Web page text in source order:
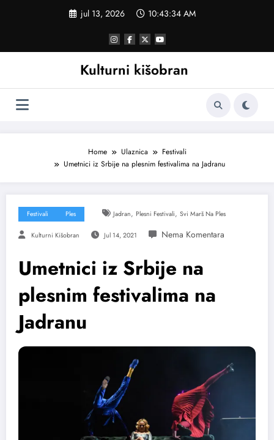
jul 13, 2026 10:43:34 AM
Kulturni kišobran
Home Ulaznica
Festivali
Umetnici iz Srbije na plesnim festivalima na Jadranu
Festivali Ples Jadran, Plesni Festivali, Svi Marš Na Ples
Kulturni Kišobran Jul 14, 2021
Umetnici iz Srbije na
plesnim festivalima na
Jadranu